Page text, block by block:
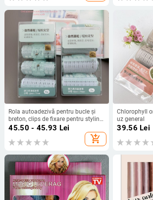
Rola autoadezivă pentru bucle și
breton, clips de fixare pentru styling
la rădăcini și volum
45.50 - 45.93 Lei
add_shopping_cart
Chlorophyll
uz general
39.56 Lei